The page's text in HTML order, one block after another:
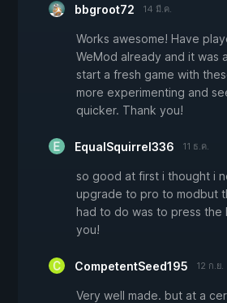
bbgroot72 14 มี.ค.
Works awesome! Have
WeMod already and it was
start a fresh game with
more experimenting and
quicker. Thank you!
EqualSquirrel336 11 ธ.ค.
so good at first i thought i
upgrade to pro to modbut
had to do was to press the
you!
CompetentSeed195 12 ก.ย.
Very well made. but at a